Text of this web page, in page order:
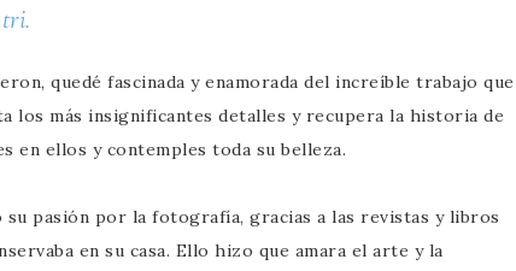
quedé fascinada y enamorada del increíble trabajo que
los más insignificantes detalles y recupera la historia de
en ellos y contemples toda su belleza.
su pasión por la fotografía, gracias a las revistas y libros
en su casa. Ello hizo que amara el arte y la